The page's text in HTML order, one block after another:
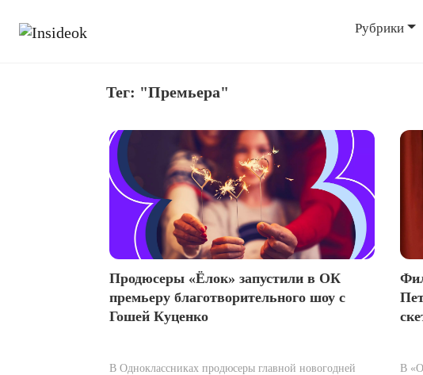
Рубрики
Тег: "Премьера"
Продюсеры «Ёлок» запустили в ОК
премьеру благотворительного шоу с
Гошей Куценко
В Одноклассниках продюсеры главной новогодней
В